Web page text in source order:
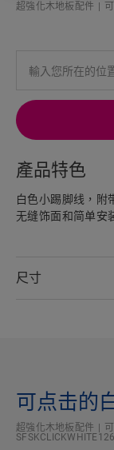
超強化木地板配件
產品特色
白色小踢脚线，附
无缝饰面和简单安
尺寸
可点击的
超強化木地板配件
SFSKCLICKWHITE126